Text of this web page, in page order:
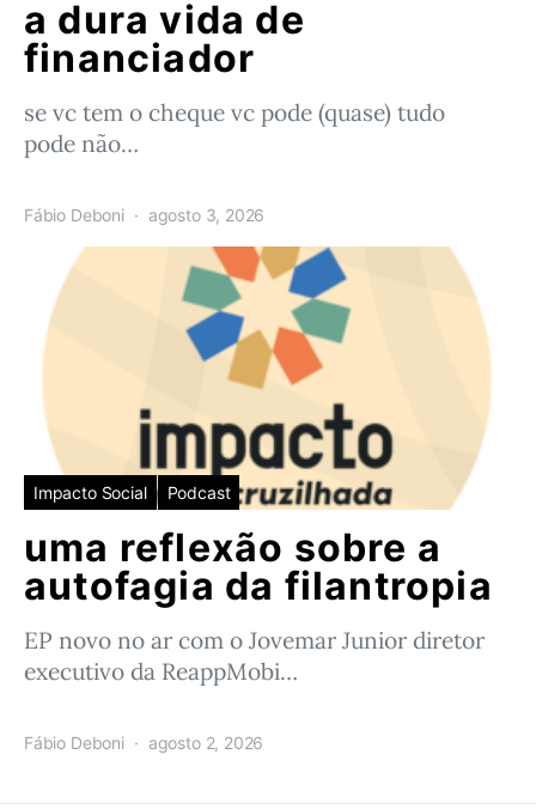
a dura vida de
financiador
se vc tem o cheque vc pode (quase) tudo
pode não…
Fábio Deboni agosto 3, 2026
Impacto Social Podcast
uma reflexão sobre a
autofagia da filantropia
EP novo no ar com o Jovemar Junior diretor
executivo da ReappMobi…
Fábio Deboni agosto 2, 2026